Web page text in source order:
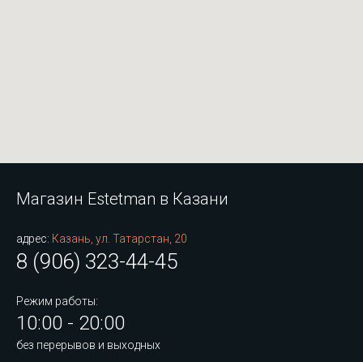
Магазин Estetman в Казани
адрес: Казань, ул. Татарстан, 20
8 (906) 323-44-45
Режим работы:
10:00 - 20:00
без перерывов и выходных